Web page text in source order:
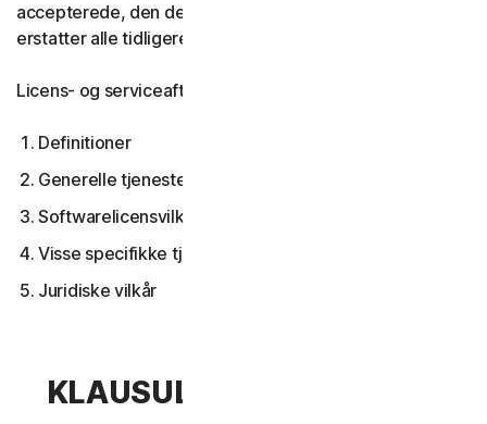
accepterede, den der gælder for dig og os og den
erstatter alle tidligere versioner.
Licens- og serviceaftalen dækker:
Definitioner
Generelle tjenestevilkår
Softwarelicensvilkår
Visse specifikke tjenestevilkår
Juridiske vilkår
KLAUSUL 1 – DEFINITIONER